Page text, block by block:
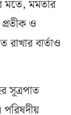
মতে, মমতার
ও
বার্তাও
সূত্রপাত